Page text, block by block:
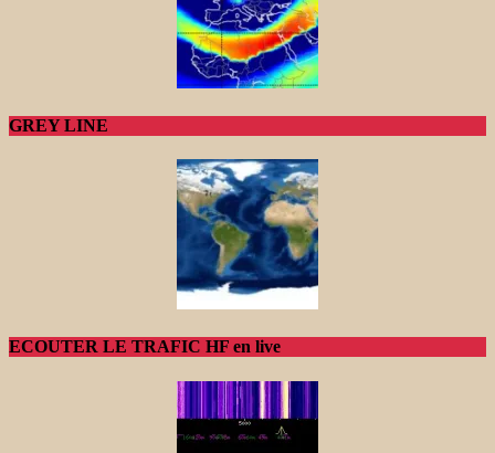
GREY LINE
ECOUTER LE TRAFIC HF en live